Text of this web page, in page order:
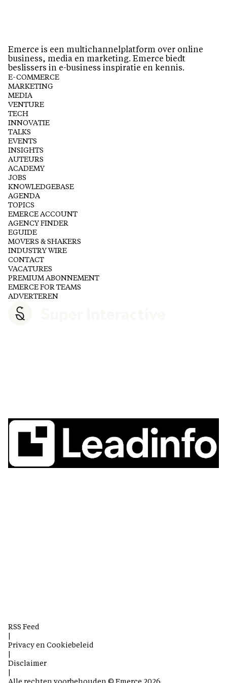
Emerce is een multichannelplatform over online
business, media en marketing. Emerce biedt
beslissers in e-business inspiratie en kennis.
E-COMMERCE
MARKETING
MEDIA
VENTURE
TECH
INNOVATIE
TALKS
EVENTS
INSIGHTS
AUTEURS
ACADEMY
JOBS
KNOWLEDGEBASE
AGENDA
TOPICS
EMERCE ACCOUNT
AGENCY FINDER
EGUIDE
MOVERS & SHAKERS
INDUSTRY WIRE
CONTACT
VACATURES
PREMIUM ABONNEMENT
EMERCE FOR TEAMS
ADVERTEREN
RSS Feed
Privacy en Cookiebeleid
Disclaimer